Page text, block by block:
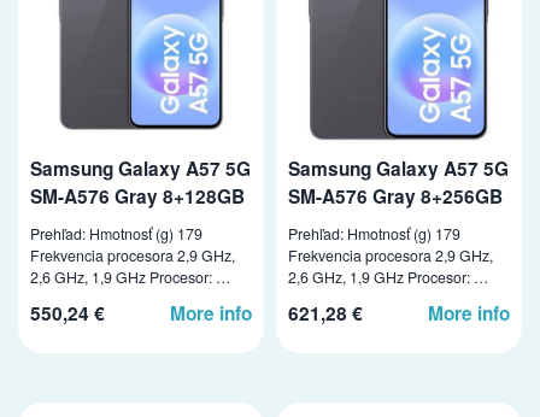
Samsung Galaxy A57 5G
SM-A576 Gray 8+128GB
Prehľad: Hmotnosť (g) 179
Frekvencia procesora 2,9 GHz,
2,6 GHz, 1,9 GHz Procesor: …
550,24 € More info
Samsung Galaxy A57 5G
SM-A576 Gray 8+256GB
Prehľad: Hmotnosť (g) 179
Frekvencia procesora 2,9 GHz,
2,6 GHz, 1,9 GHz Procesor: …
621,28 € More info